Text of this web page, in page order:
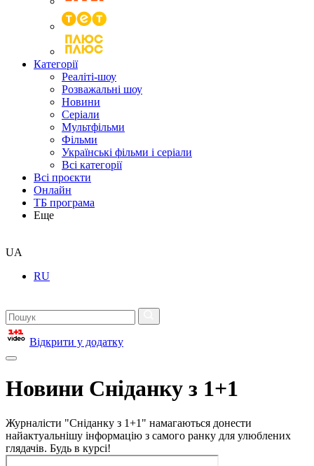
Категорії
Реаліті-шоу
Розважальні шоу
Новини
Серіали
Мультфільми
Фільми
Українські фільми і серіали
Всі категорії
Всі проєкти
Онлайн
ТБ програма
Еще
UA
RU
Відкрити у додатку
Новини Сніданку з 1+1
Журналісти "Сніданку з 1+1" намагаються донести
найактуальнішу інформацію з самого ранку для улюблених
глядачів. Будь в курсі!